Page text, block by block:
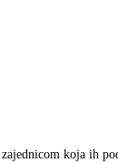
koja ih